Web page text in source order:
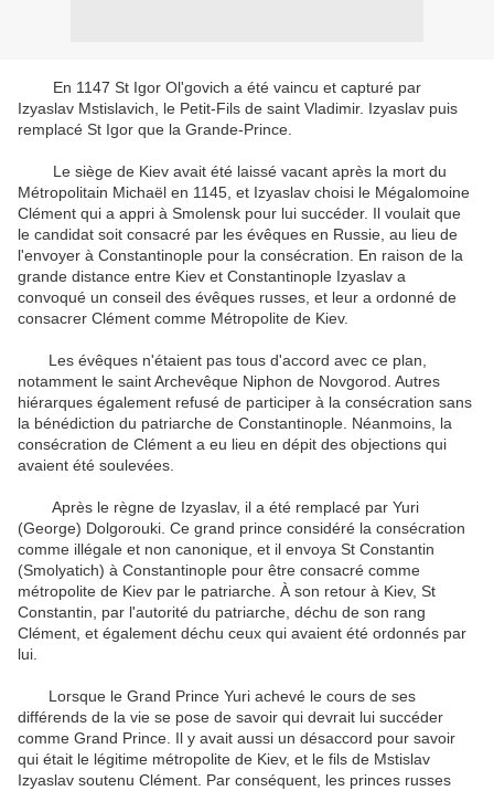
En 1147 St Igor Ol'govich a été vaincu et capturé par
Izyaslav Mstislavich, le Petit-Fils de saint Vladimir. Izyaslav puis
remplacé St Igor que la Grande-Prince.
Le siège de Kiev avait été laissé vacant après la mort du
Métropolitain Michaël en 1145, et Izyaslav choisi le Mégalomoine
Clément qui a appri à Smolensk pour lui succéder. Il voulait que
le candidat soit consacré par les évêques en Russie, au lieu de
l'envoyer à Constantinople pour la consécration. En raison de la
grande distance entre Kiev et Constantinople Izyaslav a
convoqué un conseil des évêques russes, et leur a ordonné de
consacrer Clément comme Métropolite de Kiev.
Les évêques n'étaient pas tous d'accord avec ce plan,
notamment le saint Archevêque Niphon de Novgorod. Autres
hiérarques également refusé de participer à la consécration sans
la bénédiction du patriarche de Constantinople. Néanmoins, la
consécration de Clément a eu lieu en dépit des objections qui
avaient été soulevées.
Après le règne de Izyaslav, il a été remplacé par Yuri
(George) Dolgorouki. Ce grand prince considéré la consécration
comme illégale et non canonique, et il envoya St Constantin
(Smolyatich) à Constantinople pour être consacré comme
métropolite de Kiev par le patriarche. À son retour à Kiev, St
Constantin, par l'autorité du patriarche, déchu de son rang
Clément, et également déchu ceux qui avaient été ordonnés par
lui.
Lorsque le Grand Prince Yuri achevé le cours de ses
différends de la vie se pose de savoir qui devrait lui succéder
comme Grand Prince. Il y avait aussi un désaccord pour savoir
qui était le légitime métropolite de Kiev, et le fils de Mstislav
Izyaslav soutenu Clément. Par conséquent, les princes russes